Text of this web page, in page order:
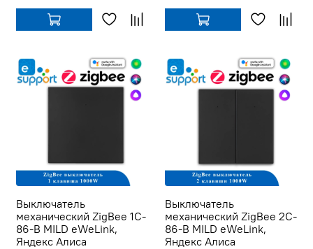
Выключатель
механический ZigBee 1C-
86-B MILD eWeLink,
Яндекс Алиса
Выключатель
механический ZigBee 2C-
86-B MILD eWeLink,
Яндекс Алиса